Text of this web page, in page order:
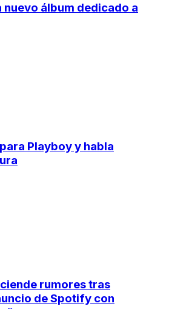
nuevo álbum dedicado a
Playboy y habla
rumores tras
de Spotify con